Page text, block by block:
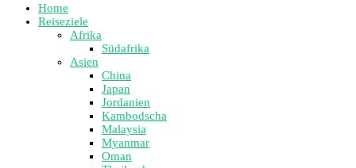
Home
Reiseziele
Afrika
Südafrika
Asien
China
Japan
Jordanien
Kambodscha
Malaysia
Myanmar
Oman